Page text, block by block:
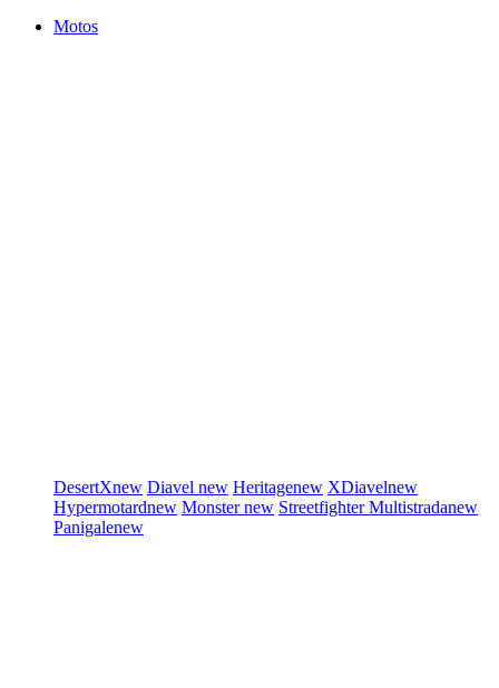
Motos
DesertXnew Diavel new Heritagenew XDiavelnew
Hypermotardnew Monsternew StreetfighterMultistradanew
Panigalenew